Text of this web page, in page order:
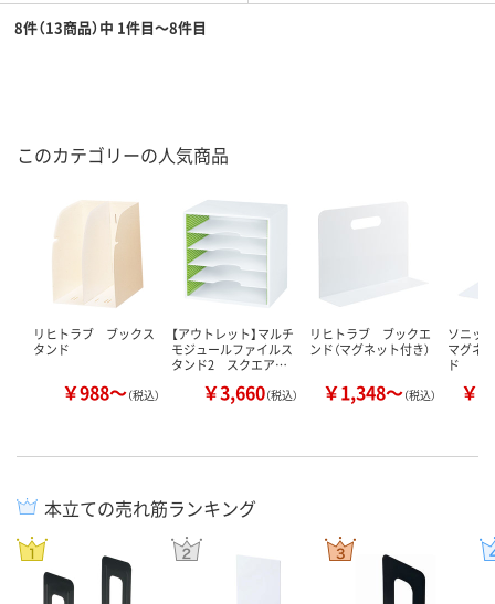
8件（13商品）中 1件目～8件目
このカテゴリーの人気商品
リヒトラブ ブックス
タンド
￥988～（税込）
【アウトレット】マルチ
モジュールファイルス
タンド2 スクエア…
￥3,660（税込）
リヒトラブ ブックエ
ンド（マグネット付き）
￥1,348～（税込）
ソニッ
マグネ
ド
￥
本立ての売れ筋ランキング